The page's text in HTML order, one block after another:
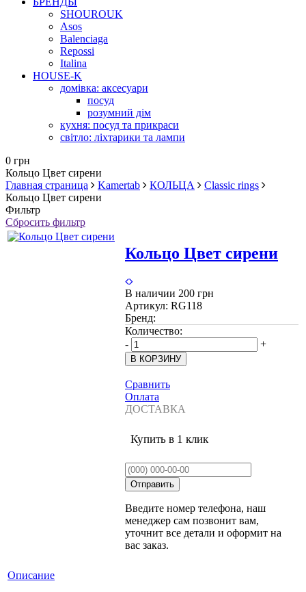
SHOUROUK
Asos
Balenciaga
Repossi
Italina
HOUSE-K
домівка: аксесуари
посуд
розумний дім
кухня: посуд та прикраси
світло: ліхтарики та лампи
0 грн
Кольцо Цвет сирени
Главная страница
Kamertab КОЛЬЦА
Classic rings
Кольцо Цвет сирени
Фильтр
Сбросить фильтр
Кольцо Цвет сирени
В наличии 200 грн
Артикул: RG118
Бренд:
Количество:
-
+
Сравнить
Оплата
ДОСТАВКА
Купить в 1 клик
Введите номер телефона, наш
менеджер сам позвонит вам,
уточнит все детали и оформит на
вас заказ.
Описание